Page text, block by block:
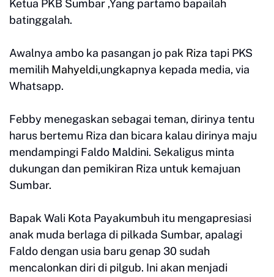
Ketua PKB Sumbar ,Yang partamo bapailah
batinggalah.
Awalnya ambo ka pasangan jo pak Riza tapi PKS
memilih Mahyeldi,ungkapnya kepada media, via
Whatsapp.
Febby menegaskan sebagai teman, dirinya tentu
harus bertemu Riza dan bicara kalau dirinya maju
mendampingi Faldo Maldini. Sekaligus minta
dukungan dan pemikiran Riza untuk kemajuan
Sumbar.
Bapak Wali Kota Payakumbuh itu mengapresiasi
anak muda berlaga di pilkada Sumbar, apalagi
Faldo dengan usia baru genap 30 sudah
mencalonkan diri di pilgub. Ini akan menjadi